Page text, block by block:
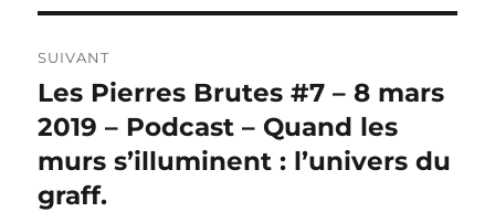
SUIVANT
Publication
suivante :
Les Pierres Brutes #7 – 8 mars
2019 – Podcast – Quand les
murs s’illuminent : l’univers du
graff.